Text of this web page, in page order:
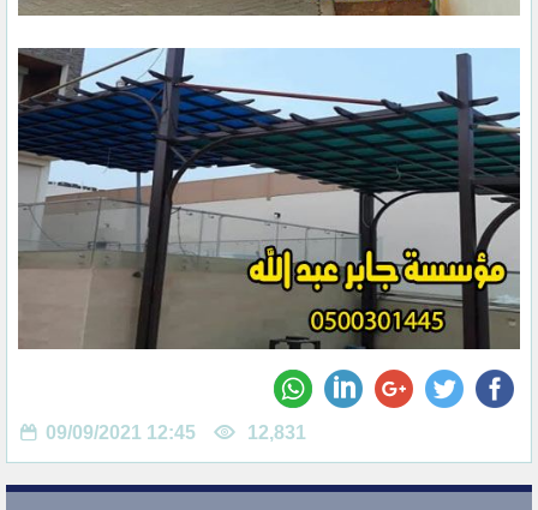
09/09/2021 12:45 12,831